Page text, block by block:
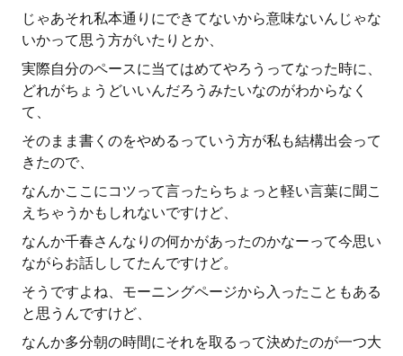
じゃあそれ私本通りにできてないから意味ないんじゃな
いかって思う方がいたりとか、
実際自分のペースに当てはめてやろうってなった時に、
どれがちょうどいいんだろうみたいなのがわからなく
て、
そのまま書くのをやめるっていう方が私も結構出会って
きたので、
なんかここにコツって言ったらちょっと軽い言葉に聞こ
えちゃうかもしれないですけど、
なんか千春さんなりの何かがあったのかなーって今思い
ながらお話ししてたんですけど。
そうですよね、モーニングページから入ったこともある
と思うんですけど、
なんか多分朝の時間にそれを取るって決めたのが一つ大